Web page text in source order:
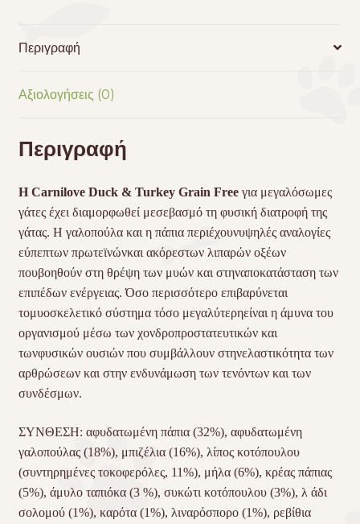
Περιγραφή
Αξιολογήσεις (0)
Περιγραφή
Η Carnilove Duck & Turkey Grain Freeγια μεγαλόσωμες
γάτες έχει διαμορφωθεί μεσεβασμό τη φυσική διατροφή της
γάτας. Η γαλοπούλα και η πάπια περιέχουνυψηλές αναλογίες
εύπεπτων πρωτεϊνώνκαι ακόρεστων λιπαρών οξέων
πουβοηθούν στη θρέψη των μυών και στηναποκατάσταση των
επιπέδων ενέργειας. Όσο περισσότερο επιβαρύνεται
τομυοσκελετικό σύστημα τόσο μεγαλύτερηείναι η άμυνα του
οργανισμού μέσω των χονδροπροστατευτικών και
τωνφυσικών ουσιών που συμβάλλουν στηνελαστικότητα των
αρθρώσεων και στην ενδυνάμωση των τενόντων και των
συνδέσμων.
ΣΥΝΘΕΣΗ: αφυδατωμένη πάπια (32%), αφυδατωμένη
γαλοπούλας (18%), μπιζέλια (16%), λίπος κοτόπουλου
(συντηρημένες τοκοφερόλες, 11%), μήλα (6%), κρέας πάπιας
(5%), άμυλο ταπιόκα (3 %), συκώτι κοτόπουλου (3%), λ άδι
σολομού (1%), καρότα (1%), λιναρόσπορο (1%), ρεβίθια